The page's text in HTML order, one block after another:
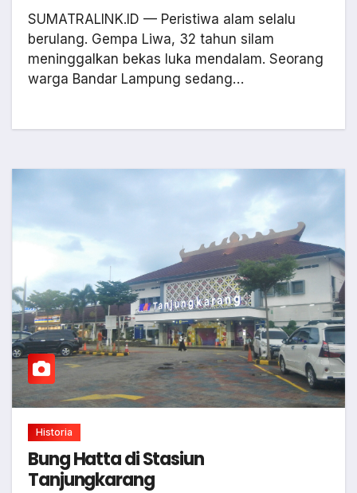
SUMATRALINK.ID — Peristiwa alam selalu
berulang. Gempa Liwa, 32 tahun silam
meninggalkan bekas luka mendalam. Seorang
warga Bandar Lampung sedang…
Historia
Bung Hatta di Stasiun
Tanjungkarang